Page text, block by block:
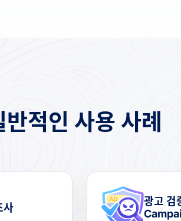
적인 사용 사례
사
광고